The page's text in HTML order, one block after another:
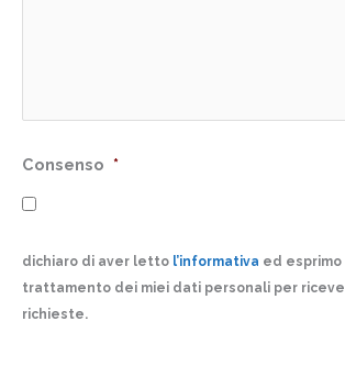
Consenso *
dichiaro di aver letto l’informativa ed
trattamento dei miei dati personali per
richieste.